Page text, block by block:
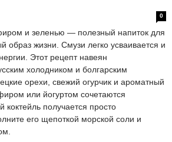
0
и зеленью — полезный напиток для
образ жизни. Смузи легко усваивается и
Этот рецепт навеян
холодником и болгарским
орехи, свежий огурчик и ароматный
или йогуртом сочетаются
получается просто
его щепоткой морской соли и